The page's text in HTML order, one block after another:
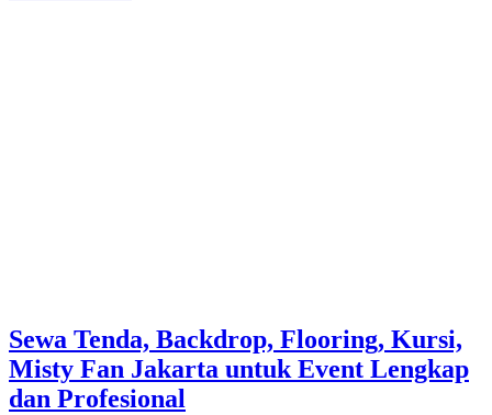
Sewa Tenda, Backdrop, Flooring, Kursi,
Misty Fan Jakarta untuk Event Lengkap
dan Profesional